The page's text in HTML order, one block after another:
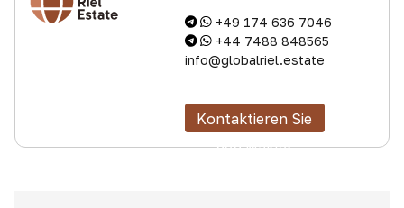
+49 174 636 7046
+44 7488 848565
info@globalriel.estate
Kontaktieren Sie
den Makler